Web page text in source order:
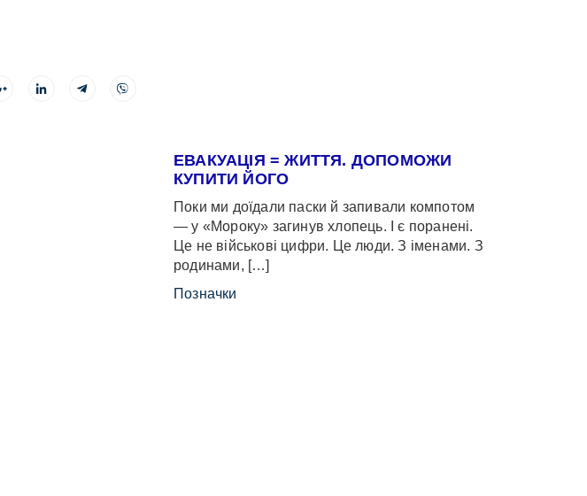
ЕВАКУАЦІЯ = ЖИТТЯ. ДОПОМОЖИ
КУПИТИ ЙОГО
Поки ми доїдали паски й запивали компотом
— у «Мороку» загинув хлопець. І є поранені.
Це не військові цифри. Це люди. З іменами. З
родинами, […]
Позначки